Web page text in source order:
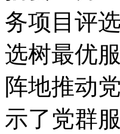
务项目评
选树最优
阵地推动
示了党群